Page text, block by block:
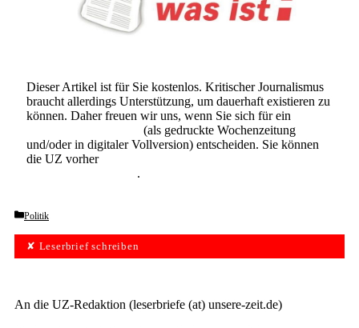
Dieser Artikel ist für Sie kostenlos. Kritischer Journalismus
braucht allerdings Unterstützung, um dauerhaft existieren zu
können. Daher freuen wir uns, wenn Sie sich für ein
(als gedruckte Wochenzeitung
und/oder in digitaler Vollversion) entscheiden. Sie können
die UZ vorher
.
Categories
Politik
✘ Leserbrief schreiben
An die UZ-Redaktion (leserbriefe (at) unsere-zeit.de)